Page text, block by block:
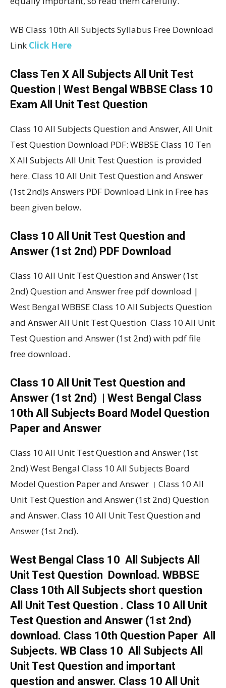
WB Class 10th All Subjects Syllabus Free Download
Link Click Here
Class Ten X All Subjects All Unit Test
Question | West Bengal WBBSE Class 10
Exam All Unit Test Question
Class 10 All Subjects Question and Answer, All Unit
Test Question Download PDF: WBBSE Class 10 Ten
X All Subjects All Unit Test Question is provided
here. Class 10 All Unit Test Question and Answer
(1st 2nd)s Answers PDF Download Link in Free has
been given below.
Class 10 All Unit Test Question and
Answer (1st 2nd) PDF Download
Class 10 All Unit Test Question and Answer (1st
2nd) Question and Answer free pdf download |
West Bengal WBBSE Class 10 All Subjects Question
and Answer All Unit Test Question Class 10 All Unit
Test Question and Answer (1st 2nd) with pdf file
free download.
Class 10 All Unit Test Question and
Answer (1st 2nd) | West Bengal Class
10th All Subjects Board Model Question
Paper and Answer
Class 10 All Unit Test Question and Answer (1st
2nd) West Bengal Class 10 All Subjects Board
Model Question Paper and Answer । Class 10 All
Unit Test Question and Answer (1st 2nd) Question
and Answer. Class 10 All Unit Test Question and
Answer (1st 2nd).
West Bengal Class 10 All Subjects All
Unit Test Question Download. WBBSE
Class 10th All Subjects short question
All Unit Test Question . Class 10 All Unit
Test Question and Answer (1st 2nd)
download. Class 10th Question Paper All
Subjects. WB Class 10 All Subjects All
Unit Test Question and important
question and answer. Class 10 All Unit